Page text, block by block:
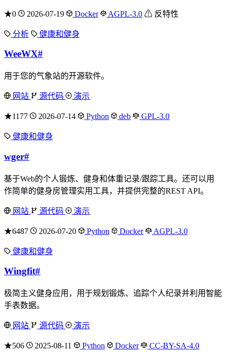
★0 2026-07-19 Docker AGPL-3.0 ⚠ 反特性
分析 健康和健身
WeeWX#
用于您的气象站的开源软件。
网站 源代码 演示
★1177 2026-07-14 Python deb GPL-3.0
健康和健身
wger#
基于Web的个人锻炼、健身和体重记录/跟踪工具。还可以用
作简单的健身房管理实用工具，并提供完整的REST API。
网站 源代码 演示
★6487 2026-07-20 Python Docker AGPL-3.0
健康和健身
Wingfit#
极简主义健身应用，用于规划锻炼、追踪个人纪录并利用智能
手表数据。
网站 源代码 演示
★506 2025-08-11 Python Docker CC-BY-SA-4.0